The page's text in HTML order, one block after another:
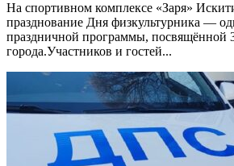
На спортивном комплексе «Заря»
празднование Дня физкультурника —
праздничной программы, посвящённой
города.Участников и гостей...